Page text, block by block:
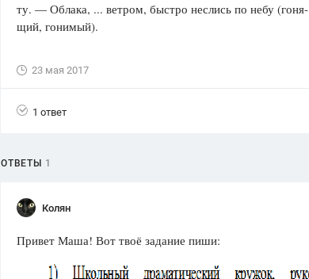
ту. — Облака, ... ветром, быстро неслись по небу (гоня-
щий, гонимый).
23 мая 2017
1 ответ
ОТВЕТЫ 1
Колян
Привет Маша! Вот твоё задание пиши: